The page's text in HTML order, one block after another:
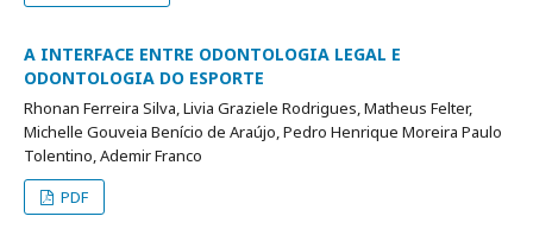
A INTERFACE ENTRE ODONTOLOGIA LEGAL E
ODONTOLOGIA DO ESPORTE
Rhonan Ferreira Silva, Livia Graziele Rodrigues, Matheus Felter,
Michelle Gouveia Benício de Araújo, Pedro Henrique Moreira Paulo
Tolentino, Ademir Franco
PDF